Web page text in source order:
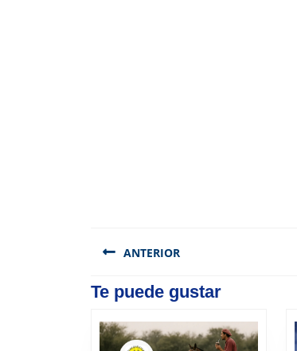
de
ANTERIOR
Previous
Te puede gustar